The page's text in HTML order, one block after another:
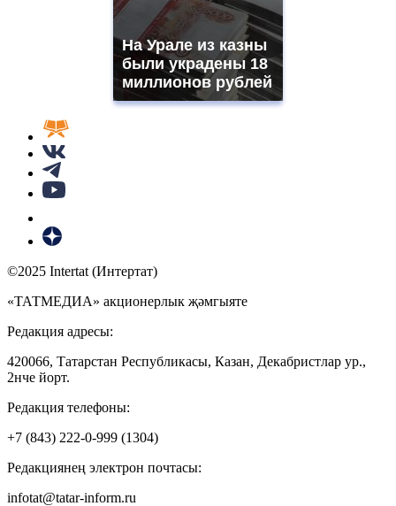
На Урале из казны
были украдены 18
миллионов рублей
©2025 Intertat (Интертат)
«ТАТМЕДИА» акционерлык җәмгыяте
Редакция адресы:
420066, Татарстан Республикасы, Казан, Декабристлар ур.,
2нче йорт.
Редакция телефоны:
+7 (843) 222-0-999 (1304)
Редакциянең электрон почтасы:
infotat@tatar-inform.ru